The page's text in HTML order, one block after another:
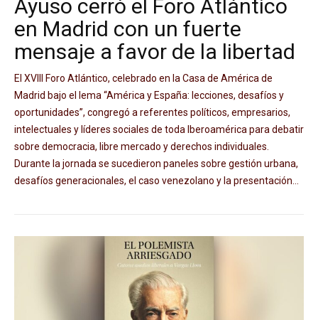
Ayuso cerró el Foro Atlántico
en Madrid con un fuerte
mensaje a favor de la libertad
El XVIII Foro Atlántico, celebrado en la Casa de América de
Madrid bajo el lema “América y España: lecciones, desafíos y
oportunidades”, congregó a referentes políticos, empresarios,
intelectuales y líderes sociales de toda Iberoamérica para debatir
sobre democracia, libre mercado y derechos individuales.
Durante la jornada se sucedieron paneles sobre gestión urbana,
desafíos generacionales, el caso venezolano y la presentación...